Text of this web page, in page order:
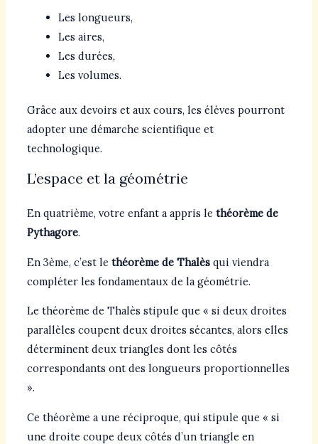
Les longueurs,
Les aires,
Les durées,
Les volumes.
Grâce aux devoirs et aux cours, les élèves pourront
adopter une démarche scientifique et
technologique.
L’espace et la géométrie
En quatrième, votre enfant a appris le théorème de
Pythagore.
En 3ème, c’est le théorème de Thalèsqui viendra
compléter les fondamentaux de la géométrie.
Le théorème de Thalès stipule que « si deux droites
parallèles coupent deux droites sécantes, alors elles
déterminent deux triangles dont les côtés
correspondants ont des longueurs proportionnelles
».
Ce théorème a une réciproque, qui stipule que « si
une droite coupe deux côtés d’un triangle en